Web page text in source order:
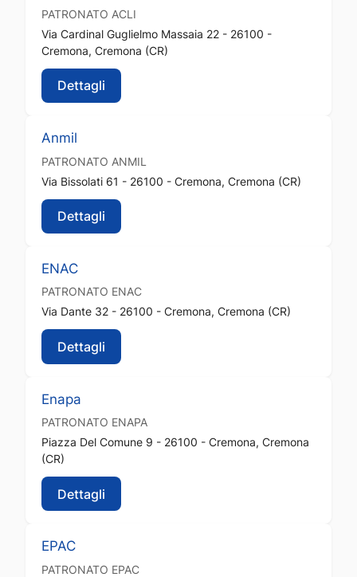
PATRONATO ACLI
Via Cardinal Guglielmo Massaia 22 - 26100 -
Cremona, Cremona (CR)
Dettagli
Anmil
PATRONATO ANMIL
Via Bissolati 61 - 26100 - Cremona, Cremona (CR)
Dettagli
ENAC
PATRONATO ENAC
Via Dante 32 - 26100 - Cremona, Cremona (CR)
Dettagli
Enapa
PATRONATO ENAPA
Piazza Del Comune 9 - 26100 - Cremona, Cremona
(CR)
Dettagli
EPAC
PATRONATO EPAC